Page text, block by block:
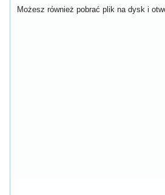
Możesz również pobrać plik na dysk i